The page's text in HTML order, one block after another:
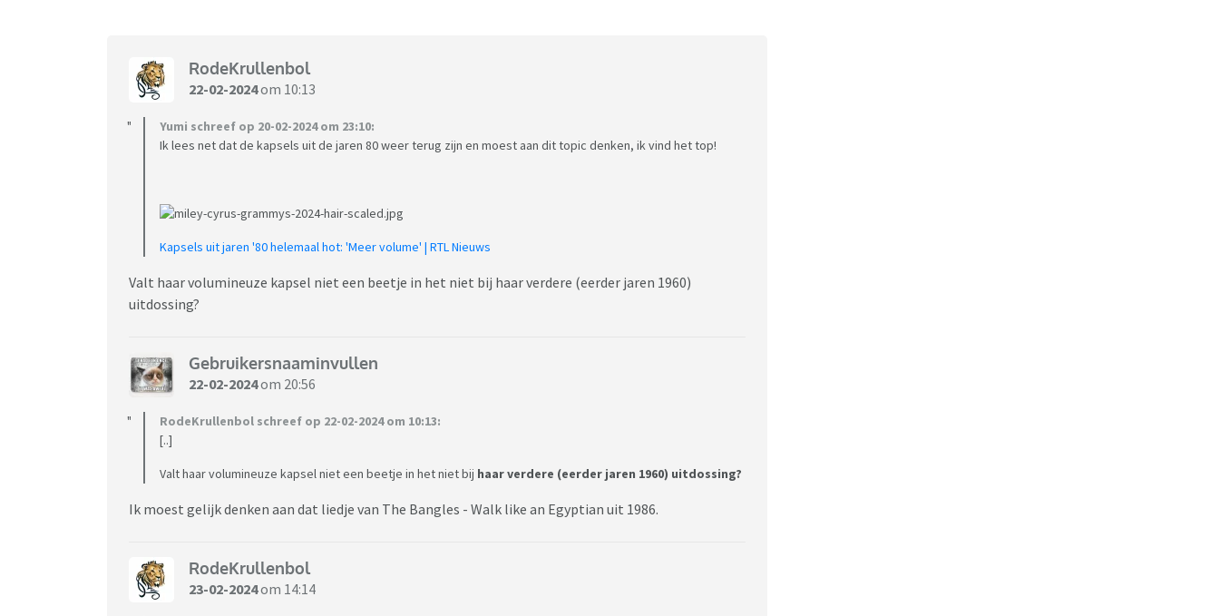
RodeKrullenbol
22-02-2024om 10:13
Yumi schreef op 20-02-2024 om 23:10:
Ik lees net dat de kapsels uit de jaren 80 weer terug zijn en moest aan dit topic denken, ik vind het top!
Kapsels uit jaren '80 helemaal hot: 'Meer volume' | RTL Nieuws
Valt haar volumineuze kapsel niet een beetje in het niet bij haar verdere (eerder jaren 1960)
uitdossing?
Gebruikersnaaminvullen
22-02-2024om 20:56
RodeKrullenbol schreef op 22-02-2024 om 10:13:
[..]
Valt haar volumineuze kapsel niet een beetje in het niet bij haar verdere (eerder jaren 1960) uitdossing?
Ik moest gelijk denken aan dat liedje van The Bangles - Walk like an Egyptian uit 1986.
RodeKrullenbol
23-02-2024om 14:14